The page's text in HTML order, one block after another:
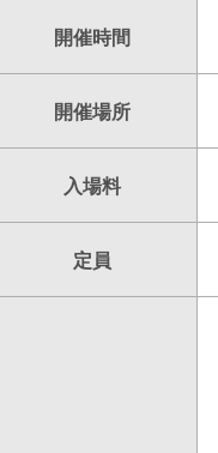
開催時間
開催場所
入場料
定員